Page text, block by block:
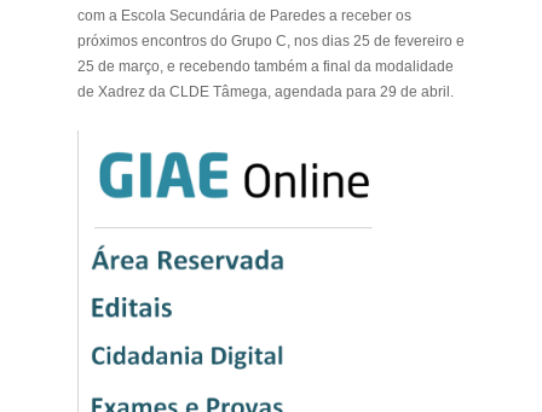
com a Escola Secundária de Paredes a receber os
próximos encontros do Grupo C, nos dias 25 de fevereiro e
25 de março, e recebendo também a final da modalidade
de Xadrez da CLDE Tâmega, agendada para 29 de abril.